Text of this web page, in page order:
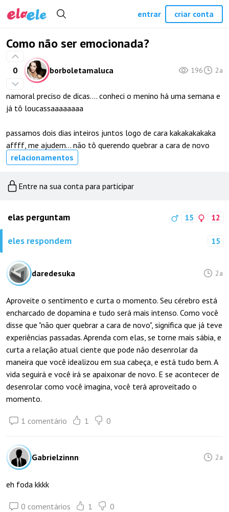
Como não ser emocionada?
0 borboletamaluca 196 2a
namoral preciso de dicas…. conheci o menino há uma semana e
já tô loucassaaaaaaaa
passamos dois dias inteiros juntos logo de cara kakakakakaka
affff, me ajudem… não tô querendo quebrar a cara de novo
relacionamentos
Entre na sua conta para participar
elas perguntam 15 12
eles respondem 15
daredesuka 2a
Aproveite o sentimento e curta o momento. Seu cérebro está
encharcado de dopamina e tudo será mais intenso. Como você
disse que "não quer quebrar a cara de novo", significa que já teve
experiências passadas. Aprenda com elas, se torne mais sábia, e
curta a relação atual ciente que pode não desenrolar da
maneira que você idealizou em sua cabeça, e está tudo bem. A
vida seguirá e você irá se apaixonar de novo. E se acontecer de
desenrolar como você imagina, você terá aproveitado o
momento.
1 comentário 1 0
Gabrielzinnn 2a
eh foda kkkk
0 comentários 1 0
entrar criar conta